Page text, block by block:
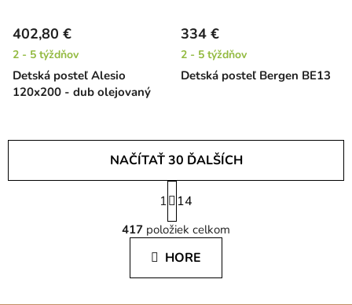
Detská posteľ Alesio
120x200 - dub olejovaný
402,80 €
2 - 5 týždňov
Detská posteľ Bergen BE13
334 €
2 - 5 týždňov
O
v
l
á
d
NAČÍTAŤ 30 ĎALŠÍCH
S
t
r
á
k
o
1 14
417 položiek celkom
HORE